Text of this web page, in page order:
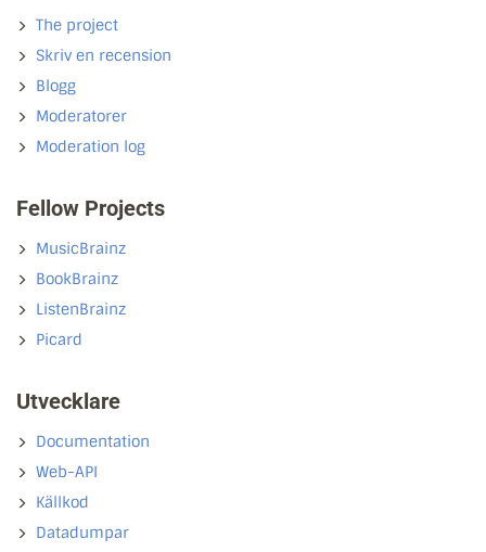
The project
Skriv en recension
Blogg
Moderatorer
Moderation log
Fellow Projects
MusicBrainz
BookBrainz
ListenBrainz
Picard
Utvecklare
Documentation
Web-API
Källkod
Datadumpar